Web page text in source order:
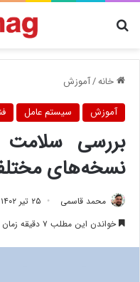
دنبال چیزی هستید؟
خانه/آموزش
آموزش سیستم عامل
بررسی
نسخه‌های مختلف
محمد قاسمی ۲۵ تیر ۱۴۰۲
خواندن این مطلب ۷ دقیقه زمان میبرد